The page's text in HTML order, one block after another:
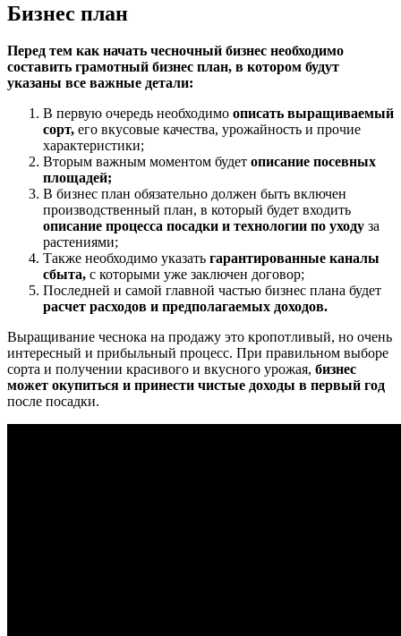
Бизнес план
Перед тем как начать чесночный бизнес необходимо
составить грамотный бизнес план, в котором будут
указаны все важные детали:
В первую очередь необходимо описать выращиваемый
сорт, его вкусовые качества, урожайность и прочие
характеристики;
Вторым важным моментом будет описание посевных
площадей;
В бизнес план обязательно должен быть включен
производственный план, в который будет входить
описание процесса посадки и технологии по уходу за
растениями;
Также необходимо указать гарантированные каналы
сбыта, с которыми уже заключен договор;
Последней и самой главной частью бизнес плана будет
расчет расходов и предполагаемых доходов.
Выращивание чеснока на продажу это кропотливый, но очень
интересный и прибыльный процесс. При правильном выборе
сорта и получении красивого и вкусного урожая, бизнес
может окупиться и принести чистые доходы в первый год
после посадки.